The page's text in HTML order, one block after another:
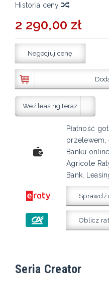
Historia ceny
2 290,00 zł
Negocjuj cenę
Weź leasing teraz
Płatność
przelewem,
Banku
Agricole
Bank,
Sprawdź
Oblicz
Seria Creator